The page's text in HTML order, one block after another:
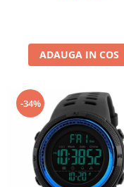
ADAUGA IN COS
-34%